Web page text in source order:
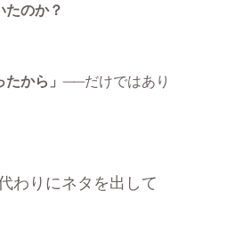
たのか？
たから」──だけではあり
わりにネタを出して